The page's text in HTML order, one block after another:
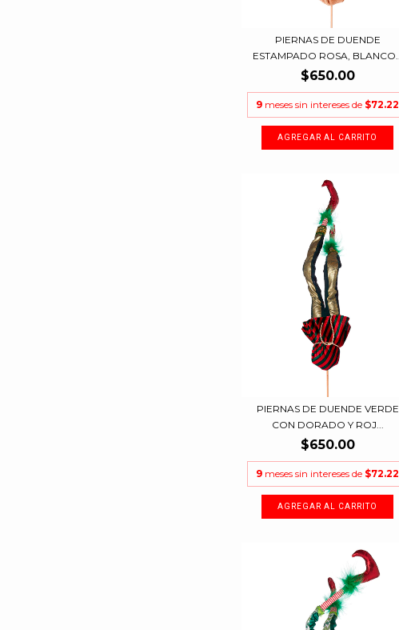
PIERNAS DE DUENDE
ESTAMPADO ROSA, BLANCO...
$650.00
9 meses sin intereses de $72.22
PIERNAS DE DUENDE VERDE
CON DORADO Y ROJ...
$650.00
9 meses sin intereses de $72.22